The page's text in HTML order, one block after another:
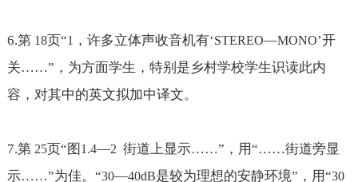
6.第18页“1 ，许多立体声收音机有‘STEREO—MONO’开
关……”，为方面学生，特别是乡村学校学生识读此内
容，对其中的英文拟加中译文。
7.第25页“图 1.4—2 街道上显示……”，用“……街道旁显
示……”为佳。“30—40dB是较为理想的安静环境”，用“30